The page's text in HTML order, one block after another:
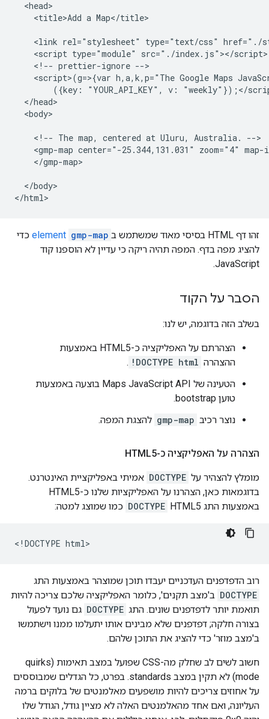
  <head>
    <title>Add a Map</title>
<link rel="stylesheet" type="text/css" href="./
    <script type="module" src="./index.js"></script>
    <!-- prettier-ignore -->
<script>(g=>{var h,a,k,p="The Google Maps
({key: "YOUR_API_KEY", v: "weekly"});</
  </head>
  <body>
    <!-- The map, centered at Uluru, Australia. -->
<gmp-map center="-25.344,131.031" zoom="4" map-
    </gmp-map>
  </body>
</html>
זהו דף HTML בסיסי מאוד שמשתמש ב gmp-map
כדי
להציג מפה בדף. המפה תהיה ריקה כי עדיין לא הוספנו קוד
JavaScript.
הסבר על הקוד
בשלב הזה בדוגמה, יש לנו:
הצהרתם על האפליקציה כ-HTML5 באמצעות
ההצהרה !DOCTYPE html
.
הטעינה של Maps JavaScript API בוצעה באמצעות
טוען bootstrap.
נוצר רכיב gmp-map להצגת המפה.
הצהרה על האפליקציה כ-HTML5
מומלץ להצהיר על DOCTYPE אמיתי באפליקציית האינטרנט.
בדוגמאות כאן, הצהרנו על האפליקציות שלנו כ-HTML5
באמצעות התג HTML5
DOCTYPE כמו שמוצג למטה:
<!DOCTYPE html>
רוב הדפדפנים העדכניים יעבדו תוכן שמוצהר באמצעות התג
DOCTYPE ב'מצב תקנים', כלומר האפליקציה שלכם צריכה להיות
תואמת יותר לדפדפנים שונים. התג DOCTYPE גם נועד לפעול
בצורה חלקה; דפדפנים שלא מבינים אותו יתעלמו ממנו וישתמשו
ב'מצב מוזר' כדי להציג את התוכן שלהם.
חשוב לשים לב שחלק מה-CSS שפועל במצב תאימות (quirks
mode) לא תקין במצב standards. בפרט, כל הגדלים שמבוססים
על אחוזים צריכים להיות מושפעים מאלמנטים של בלוקים ברמה
העליונה, ואם אחד מהאלמנטים האלה לא מציין גודל, הגודל שלו